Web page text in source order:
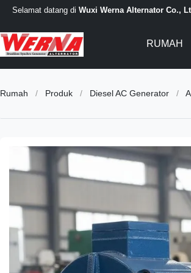
Selamat datang di Wuxi Werna Alternator Co.,
RUMAH
Rumah / Produk / Diesel AC Generator /